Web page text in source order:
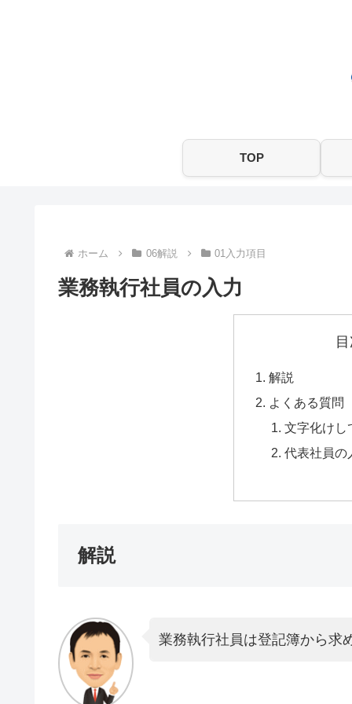
TOP
ホーム 06解説 01入力項目
業務執行社員の入力
解説
よくある質問
文字化けし
代表社員の
解説
業務執行社員は登記簿から求